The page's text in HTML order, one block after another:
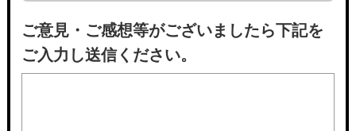
ご意見・ご感想等がございましたら下記を
ご入力し送信ください。